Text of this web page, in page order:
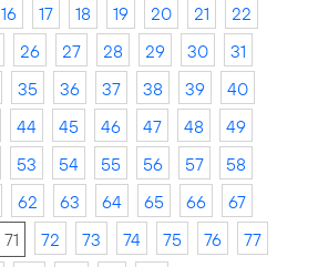
16 17 18 19 20 21
22
26 27 28 29 30
31
35 36 37 38 39
40
44 45 46 47 48
49
53 54 55 56 57
58
62 63 64 65 66
67
71 72 73 74 75 76
77